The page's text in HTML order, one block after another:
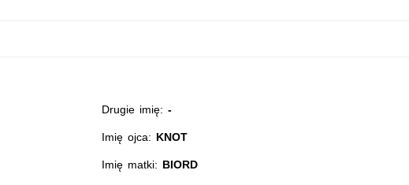
Drugie imię:-
Imię ojca: KNOT
Imię matki: BIORD